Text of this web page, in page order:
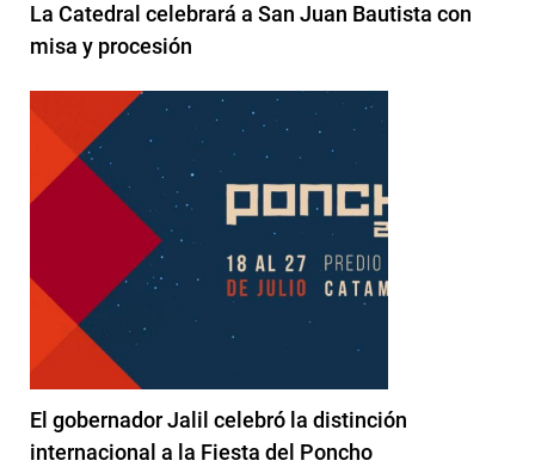
La Catedral celebrará a San Juan Bautista con
misa y procesión
El gobernador Jalil celebró la distinción
internacional a la Fiesta del Poncho